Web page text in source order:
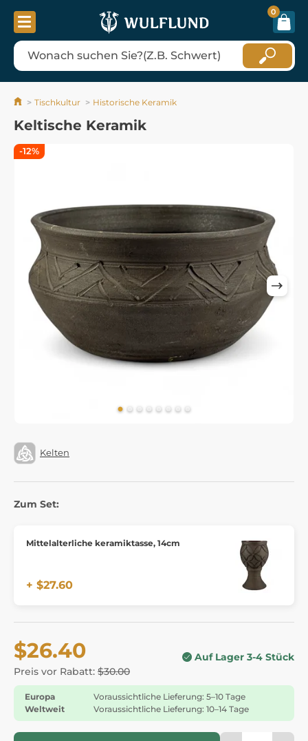
0
Tischkultur Historische Keramik
Keltische Keramik
Kelten
Zum Set:
Mittelalterliche keramiktasse, 14cm
+ $27.60
$26.40
Preis vor Rabatt: $30.00
Auf Lager 3-4 Stück
Europa
Voraussichtliche Lieferung: 5–10 Tage
Weltweit
Voraussichtliche Lieferung: 10–14 Tage
-12%